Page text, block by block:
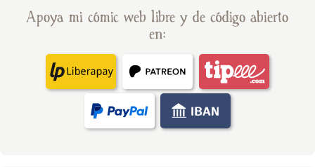
Apoya mi cómic web libre y de código abierto
en: